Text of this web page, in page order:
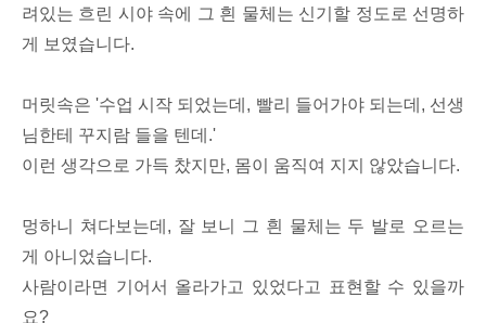
려있는 흐린 시야 속에 그 흰 물체는 신기할 정도로 선명하
게 보였습니다.
머릿속은 '수업 시작 되었는데, 빨리 들어가야 되는데, 선생
님한테 꾸지람 들을 텐데.'
이런 생각으로 가득 찼지만, 몸이 움직여 지지 않았습니다.
멍하니 쳐다보는데, 잘 보니 그 흰 물체는 두 발로 오르는
게 아니었습니다.
사람이라면 기어서 올라가고 있었다고 표현할 수 있을까
요?